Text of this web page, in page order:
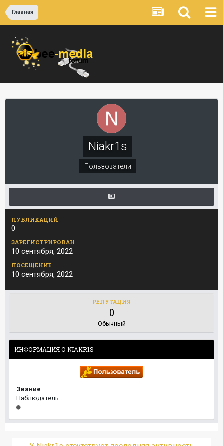
Главная
Niakr1s
Пользователи
ПУБЛИКАЦИЙ
0
ЗАРЕГИСТРИРОВАН
10 сентября, 2022
ПОСЕЩЕНИЕ
10 сентября, 2022
РЕПУТАЦИЯ
0
Обычный
ИНФОРМАЦИЯ О NIAKR1S
Звание
Наблюдатель